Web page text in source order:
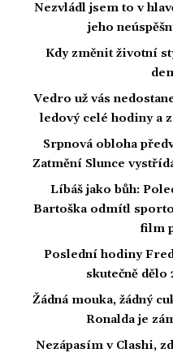
Nezvládl jsem to v
jeho
Kdy změnit životní
Vedro už vás
ledový celé hodiny a
Srpnová obloha
Zatmění Slunce
Líbáš jako bůh:
Bartoška odmítl
film
Poslední hodiny
skutečně dělo
Žádná mouka, žádný
Ronalda je
Nezápasím v Clashi,